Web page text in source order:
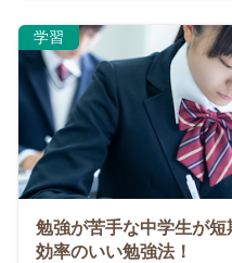
勉強が苦手な中学生が
効率のいい勉強法！
学習